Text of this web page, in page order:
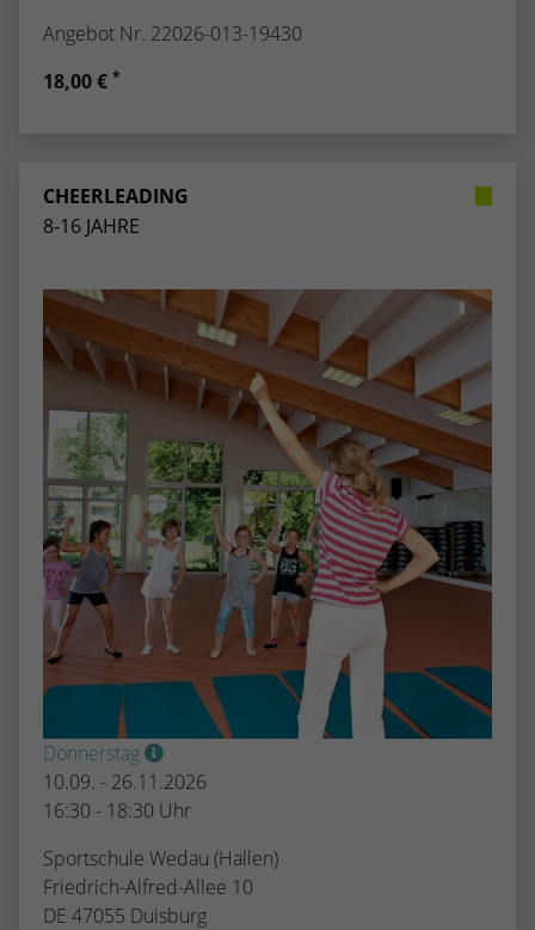
Angebot Nr. 22026-013-19430
18,00 € *
CHEERLEADING
8-16 JAHRE
Donnerstag
10.09. - 26.11.2026
16:30 - 18:30 Uhr
Sportschule Wedau (Hallen)
Friedrich-Alfred-Allee 10
DE 47055 Duisburg